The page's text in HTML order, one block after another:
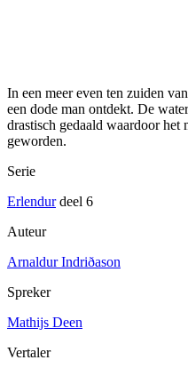
In een meer even ten zuiden
een dode man ontdekt. De
drastisch gedaald waardoor het
geworden.
Serie
Erlendurdeel 6
Auteur
Arnaldur Indriðason
Spreker
Mathijs Deen
Vertaler